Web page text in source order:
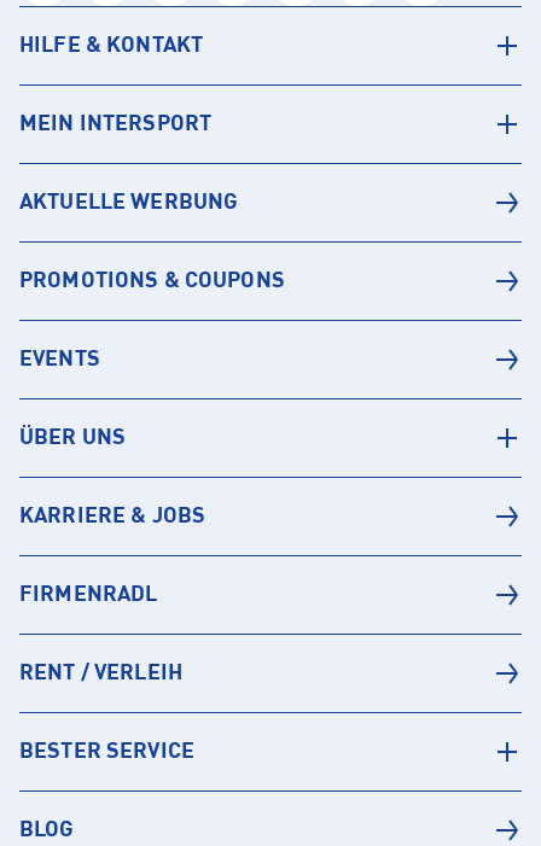
HILFE & KONTAKT
MEIN INTERSPORT
AKTUELLE WERBUNG
PROMOTIONS & COUPONS
EVENTS
ÜBER UNS
KARRIERE & JOBS
FIRMENRADL
RENT / VERLEIH
BESTER SERVICE
BLOG